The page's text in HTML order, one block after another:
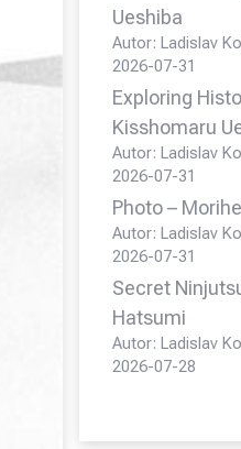
Ueshiba
Autor: Ladislav
2026-07-31
Exploring
Kisshomaru
Autor: Ladislav
2026-07-31
Photo –
Autor: Ladislav
2026-07-31
Secret
Hatsumi
Autor: Ladislav
2026-07-28